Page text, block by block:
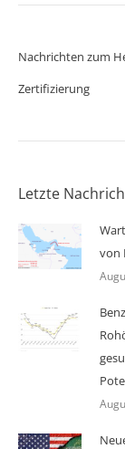
Nachrichten zum
Zertifizierung
Letzte
von